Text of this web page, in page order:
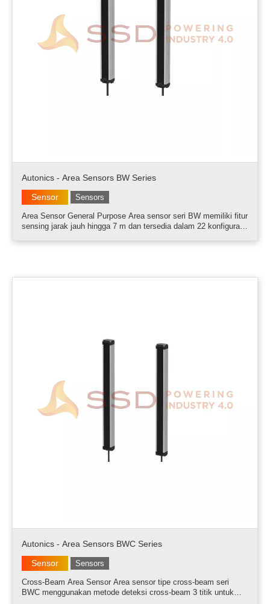
Autonics - Area Sensors BW Series
Sensor
Sensors
Area Sensor General Purpose Area sensor seri BW memiliki fitur
sensing jarak jauh hingga 7 m dan tersedia dalam 22 konfigurasi
Autonics - Area Sensors BWC Series
Sensor
Sensors
Cross-Beam Area Sensor Area sensor tipe cross-beam seri
BWC menggunakan metode deteksi cross-beam 3 titik untuk